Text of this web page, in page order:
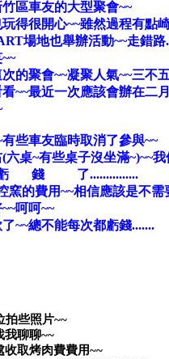
區車友的大型聚會~~
得很開心~~雖然過程有點
場地也舉辦活動~~走錯路
的聚會~~凝聚人氣~~三不
~~最近一次應該會辦在二
些車友臨時取消了參與~~
桌~有些桌子沒坐滿~)~~
虧 錢 了...............
窯的費用~~相信應該是不
呵呵~~
~~總不能每次都虧錢.......
拍些照片~~
我聊聊~~
收取烤肉費費用~~